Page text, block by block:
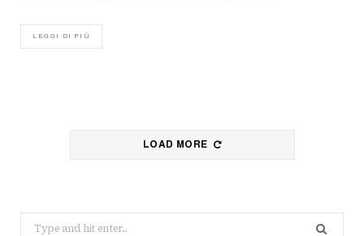
LEGGI DI PIÙ
LOAD MORE
Search